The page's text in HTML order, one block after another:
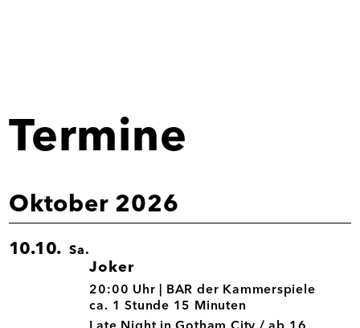
Termine
Oktober 2026
10.10. Sa.
Joker
10.10.
20:00 Uhr |
BAR der Kammerspiele
ca. 1 Stunde 15 Minuten